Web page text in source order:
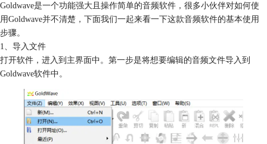
Goldwave是一个功能强大且操作简单的音频软件，很多小伙伴对如何使
用Goldwave并不清楚，下面我们一起来看一下这款音频软件的基本使用
步骤。
1、导入文件
打开软件，进入到主界面中。第一步是将想要编辑的音频文件导入到
Goldwave软件中。